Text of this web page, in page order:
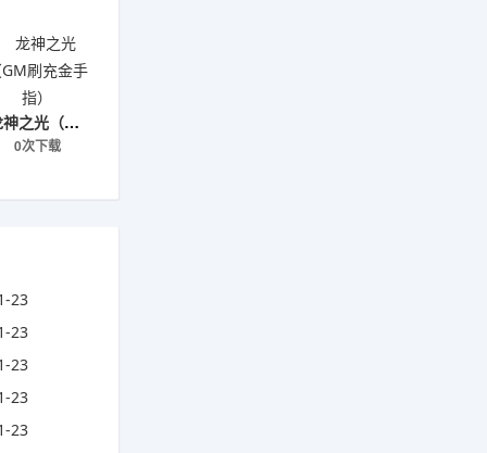
龙神之光（GM刷充金手指）
0次下载
23
23
23
23
23